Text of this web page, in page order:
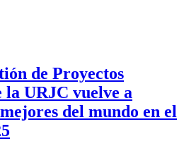
de Proyectos
la URJC vuelve a
del mundo en el